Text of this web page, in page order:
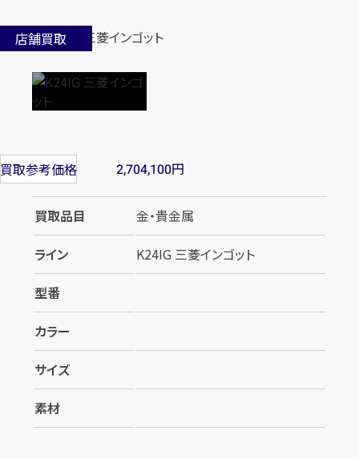
店舗買取
買取参考価格 2,704,100円
買取品目
金・貴金属
ライン
K24IG 三菱インゴット
型番
カラー
サイズ
素材